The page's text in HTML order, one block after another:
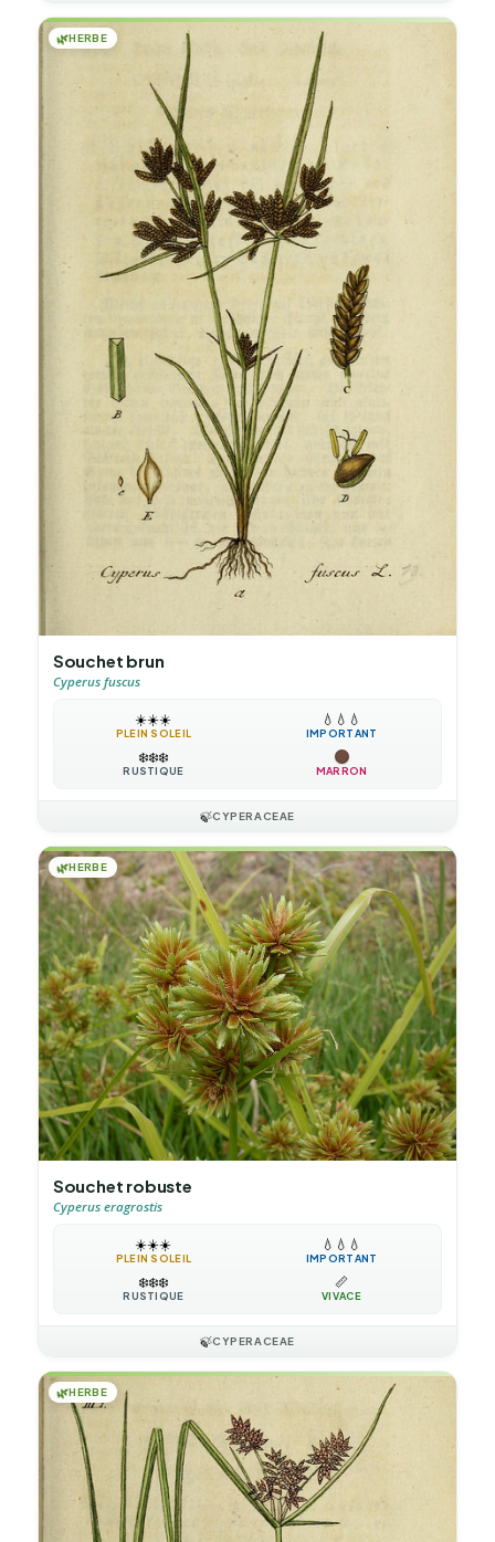
🌿HERBE
Souchet brun
Cyperus fuscus
☀️☀️☀️
PLEIN SOLEIL
💧 💧 💧
IMPORTANT
❄️❄️❄️
RUSTIQUE MARRON
🍃CYPERACEAE
🌿HERBE
Souchet robuste
Cyperus eragrostis
☀️☀️☀️
PLEIN SOLEIL
💧 💧 💧
IMPORTANT
❄️❄️❄️
RUSTIQUE
📏
VIVACE
🍃CYPERACEAE
🌿HERBE